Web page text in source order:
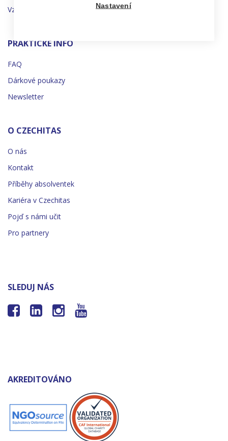
Vzdělávání pro firmy
PRAKTICKÉ INFO
FAQ
Dárkové poukazy
Newsletter
O CZECHITAS
O nás
Kontakt
Příběhy absolventek
Kariéra v Czechitas
Pojď s námi učit
Pro partnery
SLEDUJ NÁS
   
AKREDITOVÁNO
Nastavení